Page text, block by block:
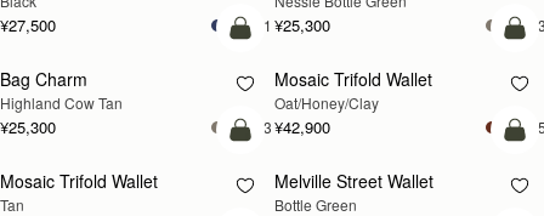
¥27,500 +1 ¥25,300
カートに追加
Bag Charm
Highland Cow Tan
¥25,300 +3
カ
Mosaic Trifold Wallet
Oat/Honey/Clay
¥42,900
カートに追加
Mosaic Trifold Wallet
Tan
カ
Melville Street Wallet
Bottle Green